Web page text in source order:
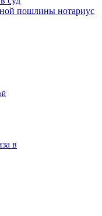
пошлины нотариус
в